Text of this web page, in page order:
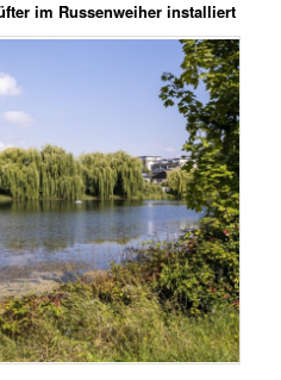
im Russenweiher installiert